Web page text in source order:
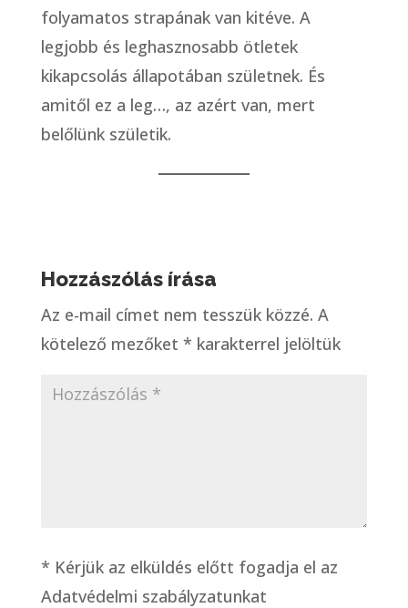
folyamatos strapának van kitéve. A
legjobb és leghasznosabb ötletek
kikapcsolás állapotában születnek. És
amitől ez a leg…, az azért van, mert
belőlünk születik.
Hozzászólás írása
Az e-mail címet nem tesszük közzé. A
kötelező mezőket * karakterrel jelöltük
* Kérjük az elküldés előtt fogadja el az
Adatvédelmi szabályzatunkat